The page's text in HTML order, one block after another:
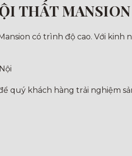
THẤT MANSION
có trình độ cao. Với kinh
quý khách hàng trải nghiệm